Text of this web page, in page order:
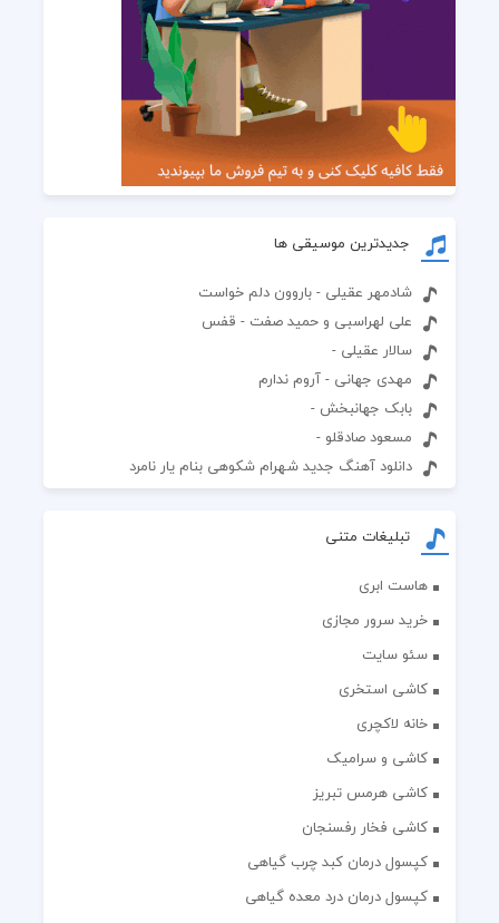
جدیدترین موسیقی ها
شادمهر عقیلی - باروون دلم خواست
علی لهراسبی و حمید صفت - قفس
سالار عقیلی -
مهدی جهانی - آروم ندارم
بابک جهانبخش -
مسعود صادقلو -
دانلود آهنگ جدید شهرام شکوهی بنام یار نامرد
تبلیغات متنی
هاست ابری
خرید سرور مجازی
سئو سایت
کاشی استخری
خانه لاکچری
کاشی و سرامیک
کاشی هرمس تبریز
کاشی فخار رفسنجان
کپسول درمان کبد چرب گیاهی
کپسول درمان درد معده گیاهی